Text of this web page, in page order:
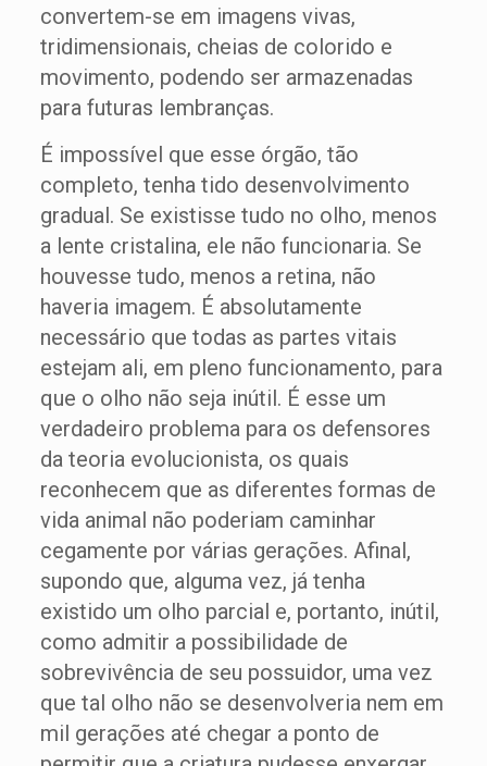
convertem-se em imagens vivas,
tridimensionais, cheias de colorido e
movimento, podendo ser armazenadas
para futuras lembranças.
É impossível que esse órgão, tão
completo, tenha tido desenvolvimento
gradual. Se existisse tudo no olho, menos
a lente cristalina, ele não funcionaria. Se
houvesse tudo, menos a retina, não
haveria imagem. É absolutamente
necessário que todas as partes vitais
estejam ali, em pleno funcionamento, para
que o olho não seja inútil. É esse um
verdadeiro problema para os defensores
da teoria evolucionista, os quais
reconhecem que as diferentes formas de
vida animal não poderiam caminhar
cegamente por várias gerações. Afinal,
supondo que, alguma vez, já tenha
existido um olho parcial e, portanto, inútil,
como admitir a possibilidade de
sobrevivência de seu possuidor, uma vez
que tal olho não se desenvolveria nem em
mil gerações até chegar a ponto de